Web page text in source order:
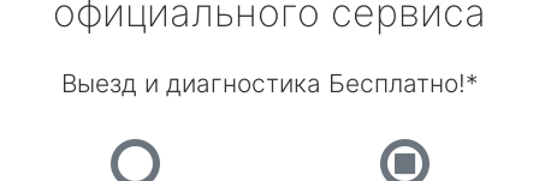
официального сервиса
Выезд и диагностика Бесплатно!*